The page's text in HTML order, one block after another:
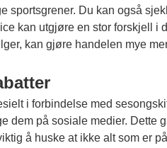
sportsgrener. Du kan også
kan utgjøre en stor forskjell
kan gjøre handelen mye
i forbindelse med
dem på sosiale medier.
å huske at ikke alt som er